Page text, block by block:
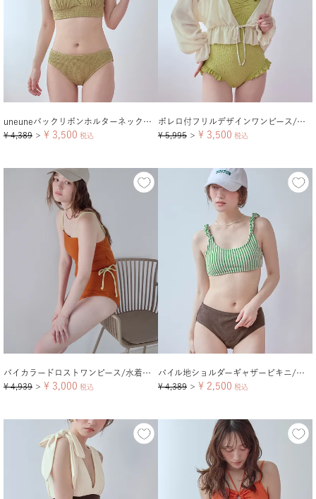
uneuneバックリボンホルターネックビキニ/水着
¥ 4,389 ＞ ¥ 3,500 税込
ボレロ付フリルデザインワンピース/セット水着
¥ 5,995 ＞ ¥ 3,500 税込
バイカラードロストワンピース/水着【メール便可／100】
¥ 4,939 ＞ ¥ 3,000 税込
パイル地ショルダーギャザービキニ/水着【メール便可／100】
¥ 4,389 ＞ ¥ 2,500 税込